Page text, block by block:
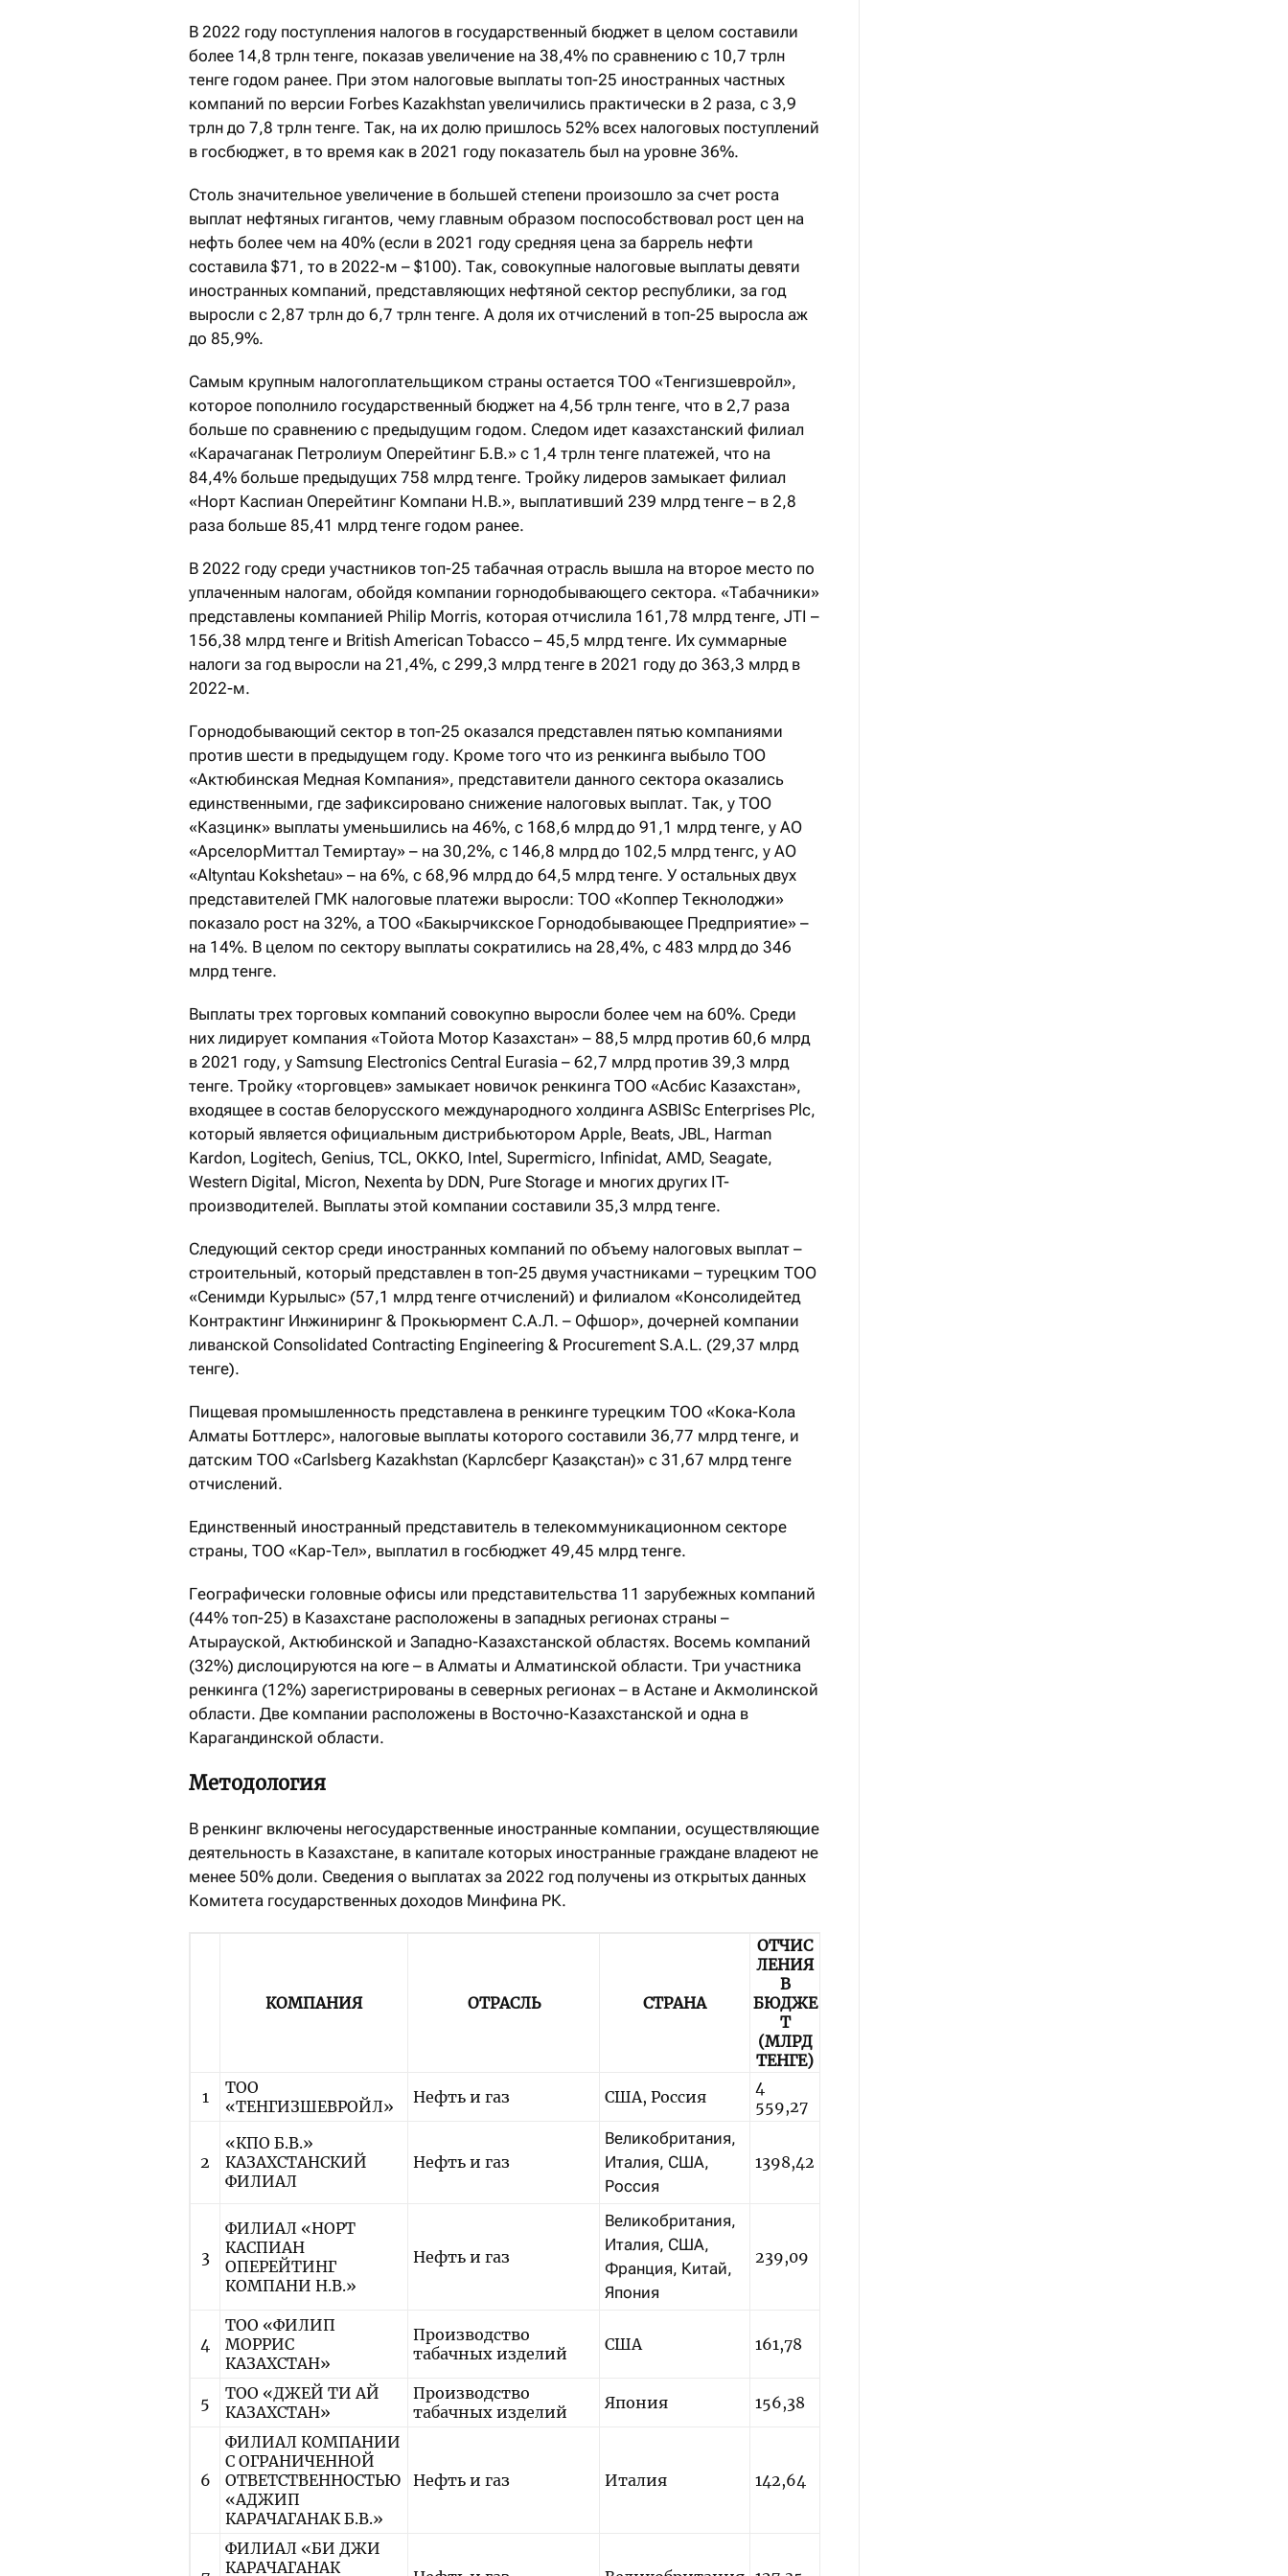
В 2022 году поступления налогов в государственный бюджет в целом составили
более 14,8 трлн тенге, показав увеличение на 38,4% по сравнению с 10,7 трлн
тенге годом ранее. При этом налоговые выплаты топ-25 иностранных частных
компаний по версии Forbes Kazakhstan увеличились практически в 2 раза, с 3,9
трлн до 7,8 трлн тенге. Так, на их долю пришлось 52% всех налоговых поступлений
в госбюджет, в то время как в 2021 году показатель был на уровне 36%.
Столь значительное увеличение в большей степени произошло за счет роста
выплат нефтяных гигантов, чему главным образом поспособствовал рост цен на
нефть более чем на 40% (если в 2021 году средняя цена за баррель нефти
составила $71, то в 2022-м – $100). Так, совокупные налоговые выплаты девяти
иностранных компаний, представляющих нефтяной сектор республики, за год
выросли с 2,87 трлн до 6,7 трлн тенге. А доля их отчислений в топ-25 выросла аж
до 85,9%.
Самым крупным налогоплательщиком страны остается ТОО «Тенгизшевройл»,
которое пополнило государственный бюджет на 4,56 трлн тенге, что в 2,7 раза
больше по сравнению с предыдущим годом. Следом идет казахстанский филиал
«Карачаганак Петролиум Оперейтинг Б.В.» с 1,4 трлн тенге платежей, что на
84,4% больше предыдущих 758 млрд тенге. Тройку лидеров замыкает филиал
«Норт Каспиан Оперейтинг Компани Н.В.», выплативший 239 млрд тенге – в 2,8
раза больше 85,41 млрд тенге годом ранее.
В 2022 году среди участников топ-25 табачная отрасль вышла на второе место по
уплаченным налогам, обойдя компании горнодобывающего сектора. «Табачники»
представлены компанией Philip Morris, которая отчислила 161,78 млрд тенге, JTI –
156,38 млрд тенге и British American Tobacco – 45,5 млрд тенге. Их суммарные
налоги за год выросли на 21,4%, с 299,3 млрд тенге в 2021 году до 363,3 млрд в
2022-м.
Горнодобывающий сектор в топ-25 оказался представлен пятью компаниями
против шести в предыдущем году. Кроме того что из ренкинга выбыло ТОО
«Актюбинская Медная Компания», представители данного сектора оказались
единственными, где зафиксировано снижение налоговых выплат. Так, у ТОО
«Казцинк» выплаты уменьшились на 46%, с 168,6 млрд до 91,1 млрд тенге, у АО
«АрселорМиттал Темиртау» – на 30,2%, с 146,8 млрд до 102,5 млрд тенгс, у АО
«Altyntau Kokshetau» – на 6%, с 68,96 млрд до 64,5 млрд тенге. У остальных двух
представителей ГМК налоговые платежи выросли: ТОО «Коппер Текнолоджи»
показало рост на 32%, а ТОО «Бакырчикское Горнодобывающее Предприятие» –
на 14%. В целом по сектору выплаты сократились на 28,4%, с 483 млрд до 346
млрд тенге.
Выплаты трех торговых компаний совокупно выросли более чем на 60%. Среди
них лидирует компания «Тойота Мотор Казахстан» – 88,5 млрд против 60,6 млрд
в 2021 году, у Samsung Electronics Central Eurasia – 62,7 млрд против 39,3 млрд
тенге. Тройку «торговцев» замыкает новичок ренкинга ТОО «Асбис Казахстан»,
входящее в состав белорусского международного холдинга ASBISc Enterprises Plс,
который является официальным дистрибьютором Apple, Beats, JBL, Harman
Kardon, Logitech, Genius, TCL, OKKO, Intel, Supermicro, Infinidat, AMD, Seagate,
Western Digital, Micron, Nexenta by DDN, Pure Storage и многих других IT-
производителей. Выплаты этой компании составили 35,3 млрд тенге.
Следующий сектор среди иностранных компаний по объему налоговых выплат –
строительный, который представлен в топ-25 двумя участниками – турецким ТОО
«Сенимди Курылыс» (57,1 млрд тенге отчислений) и филиалом «Консолидейтед
Контрактинг Инжиниринг & Прокьюрмент С.А.Л. – Офшор», дочерней компании
ливанской Consolidated Contracting Engineering & Procurement S.A.L. (29,37 млрд
тенге).
Пищевая промышленность представлена в ренкинге турецким ТОО «Кока-Кола
Алматы Боттлерс», налоговые выплаты которого составили 36,77 млрд тенге, и
датским ТОО «Carlsberg Kazakhstan (Карлсберг Қазақстан)» с 31,67 млрд тенге
отчислений.
Единственный иностранный представитель в телекоммуникационном секторе
страны, ТОО «Кар-Тел», выплатил в госбюджет 49,45 млрд тенге.
Географически головные офисы или представительства 11 зарубежных компаний
(44% топ-25) в Казахстане расположены в западных регионах страны –
Атырауской, Актюбинской и Западно-Казахстанской областях. Восемь компаний
(32%) дислоцируются на юге – в Алматы и Алматинской области. Три участника
ренкинга (12%) зарегистрированы в северных регионах – в Астане и Акмолинской
области. Две компании расположены в Восточно-Казахстанской и одна в
Карагандинской области.
Методология
В ренкинг включены негосударственные иностранные компании, осуществляющие
деятельность в Казахстане, в капитале которых иностранные граждане владеют не
менее 50% доли. Сведения о выплатах за 2022 год получены из открытых данных
Комитета государственных доходов Минфина РК.
КОМПАНИЯ ОТРАСЛЬ СТРАНА
ОТЧИС
ЛЕНИЯ
В
БЮДЖЕ
Т
(МЛРД
ТЕНГЕ)
1
ТОО
«ТЕНГИЗШЕВРОЙЛ»
Нефть и газ США, Россия
4
559,27
2
«КПО Б.В.»
КАЗАХСТАНСКИЙ
ФИЛИАЛ
Нефть и газ
Великобритания,
Италия, США,
Россия
1398,42
3
ФИЛИАЛ «НОРТ
КАСПИАН
ОПЕРЕЙТИНГ
КОМПАНИ Н.В.»
Нефть и газ
Великобритания,
Италия, США,
Франция, Китай,
Япония
239,09
4
ТОО «ФИЛИП
МОРРИС
КАЗАХСТАН»
Производство
табачных изделий
США 161,78
5
ТОО «ДЖЕЙ ТИ АЙ
КАЗАХСТАН»
Производство
табачных изделий
Япония 156,38
6
ФИЛИАЛ КОМПАНИИ
С ОГРАНИЧЕННОЙ
ОТВЕТСТВЕННОСТЬЮ
«АДЖИП
КАРАЧАГАНАК Б.В.»
Нефть и газ Италия 142,64
ФИЛИАЛ «БИ ДЖИ
КАРАЧАГАНАК